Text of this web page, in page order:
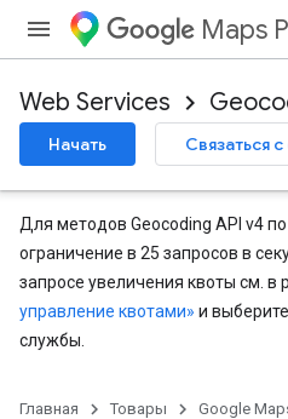
Maps
Web Services
Начать Связаться
Для методов Geocoding API v4
ограничение в 25 запросов в
запросе увеличения квоты см. в
управление квотами» и выберите
службы.
Главная Товары Google